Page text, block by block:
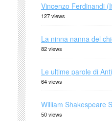
Vincenzo Ferdinandi
127 views
La ninna nanna del
82 views
Le ultime parole di
64 views
William Shakespeare
50 views